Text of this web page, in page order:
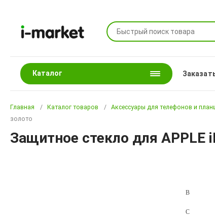
Каталог
Главная Каталог товаров Аксессуары для телефонов и
золото
Защитное стекло для APPLE